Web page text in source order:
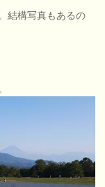
結構写真もあるの